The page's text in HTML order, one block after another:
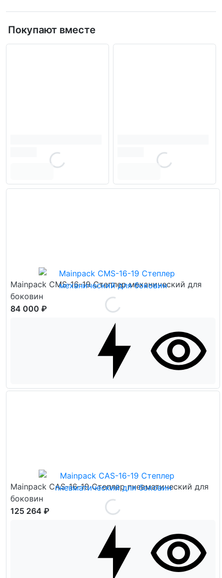
Покупают вместе
Mainpack CMS-16-19 Степлер механический для
боковин
84 000 ₽
Mainpack CAS-16-19 Степлер пневматический для
боковин
125 264 ₽